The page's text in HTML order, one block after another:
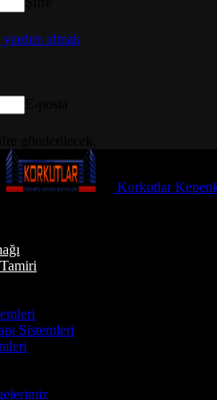
yardım almak
Korkutlar
Sistemleri